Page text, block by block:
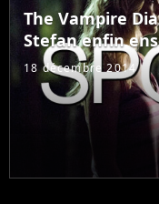
The Vampire
Stefan enfin
18 décembre 2014